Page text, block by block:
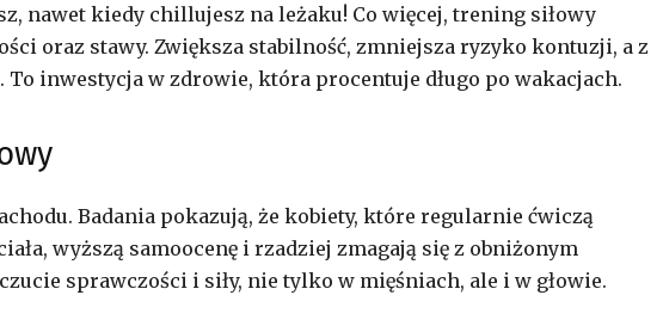
nawet kiedy chillujesz na leżaku! Co więcej, trening siłowy
oraz stawy. Zwiększa stabilność, zmniejsza ryzyko kontuzji, a z
inwestycja w zdrowie, która procentuje długo po wakacjach.
Badania pokazują, że kobiety, które regularnie ćwiczą
wyższą samoocenę i rzadziej zmagają się z obniżonym
sprawczości i siły, nie tylko w mięśniach, ale i w głowie.